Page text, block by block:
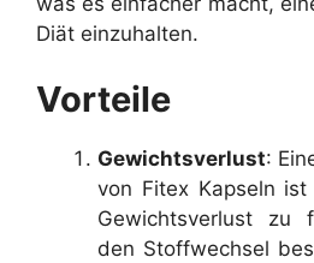
Diät einzuhalten.
Vorteile
Gewichtsverlust:
von Fitex Kapseln
Gewichtsverlust zu
den Stoffwechsel